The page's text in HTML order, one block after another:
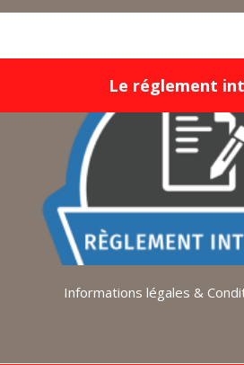
Le réglement
Informations légales &